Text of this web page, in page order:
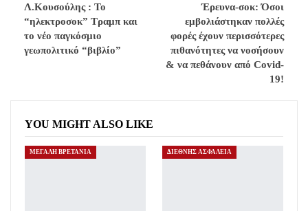
Λ.Κουσούλης : Το
“ηλεκτροσοκ” Τραμπ και
το νέο παγκόσμιο
γεωπολιτικό “βιβλίο”
Έρευνα-σοκ: Όσοι
εμβολιάστηκαν πολλές
φορές έχουν περισσότερες
πιθανότητες να νοσήσουν
& να πεθάνουν από Covid-
19!
YOU MIGHT ALSO LIKE
ΜΕΓΑΛΗ ΒΡΕΤΑΝΙΑ ΔΙΕΘΝΗΣ ΑΣΦΑΛΕΙΑ